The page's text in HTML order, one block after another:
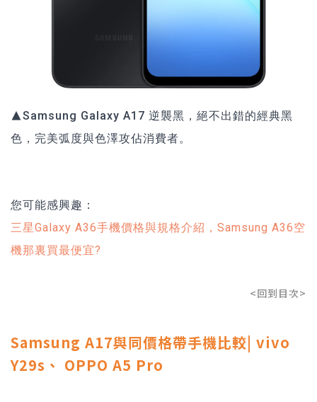
▲Samsung Galaxy A17 逆襲黑，絕不出錯的經典黑
色，完美弧度與色澤攻佔消費者。
您可能感興趣：
三星Galaxy A36手機價格與規格介紹，Samsung A36空
機那裏買最便宜?
<回到目次>
Samsung A17與同價格帶手機比較| vivo
Y29s、 OPPO A5 Pro